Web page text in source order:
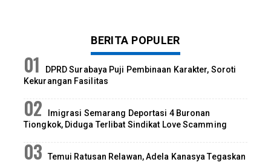
BERITA POPULER
DPRD Surabaya Puji Pembinaan Karakter, Soroti
Kekurangan Fasilitas
Imigrasi Semarang Deportasi 4 Buronan
Tiongkok, Diduga Terlibat Sindikat Love Scamming
Temui Ratusan Relawan, Adela Kanasya Tegaskan